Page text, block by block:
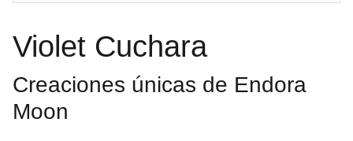
Violet Cuchara
Creaciones únicas de Endora
Moon